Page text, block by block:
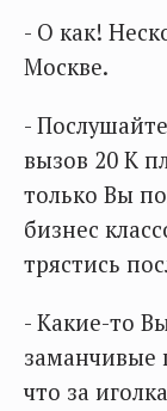
- О как!
Москве.
-
вызов 20 К
только Вы
бизнес
трястись
- Какие-то
заманчивые
что за